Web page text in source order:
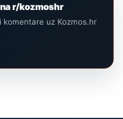
r/kozmoshr
komentare uz Kozmos.hr